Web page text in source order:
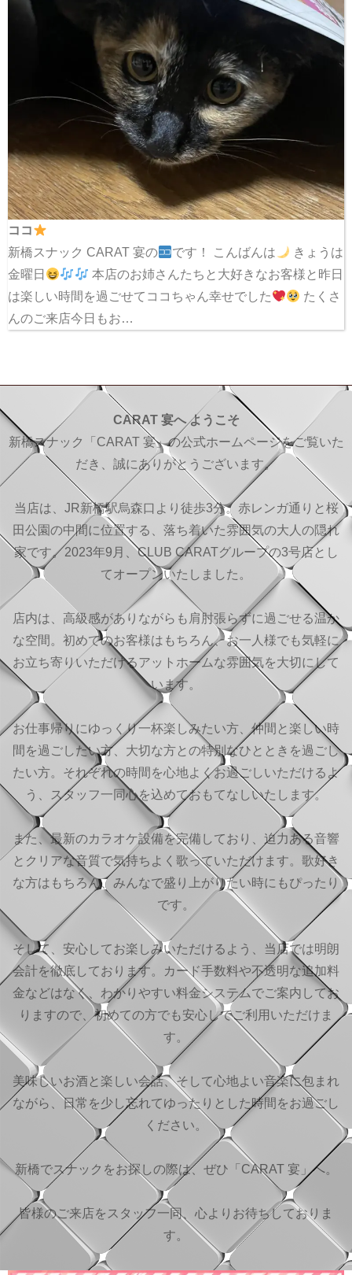
ココ
新橋スナック CARAT 宴の
です！ こんばんは
きょうは
金曜日
本店のお姉さんたちと大好きなお客様と昨日
は楽しい時間を過ごせてココちゃん幸せでした
たくさ
んのご来店今日もお…
CARAT 宴へ ようこそ
新橋スナック「CARAT 宴」の公式ホームページをご覧いた
だき、誠にありがとうございます。
当店は、JR新橋駅烏森口より徒歩3分。赤レンガ通りと桜
田公園の中間に位置する、落ち着いた雰囲気の大人の隠れ
家です。2023年9月、CLUB CARATグループの3号店とし
てオープンいたしました。
店内は、高級感がありながらも肩肘張らずに過ごせる温か
な空間。初めてのお客様はもちろん、お一人様でも気軽に
お立ち寄りいただけるアットホームな雰囲気を大切にして
います。
お仕事帰りにゆっくり一杯楽しみたい方、仲間と楽しい時
間を過ごしたい方、大切な方との特別なひとときを過ごし
たい方。それぞれの時間を心地よくお過ごしいただけるよ
う、スタッフ一同心を込めておもてなしいたします。
また、最新のカラオケ設備を完備しており、迫力ある音響
とクリアな音質で気持ちよく歌っていただけます。歌好き
な方はもちろん、みんなで盛り上がりたい時にもぴったり
です。
そして、安心してお楽しみいただけるよう、当店では明朗
会計を徹底しております。カード手数料や不透明な追加料
金などはなく、わかりやすい料金システムでご案内してお
りますので、初めての方でも安心してご利用いただけま
す。
美味しいお酒と楽しい会話、そして心地よい音楽に包まれ
ながら、日常を少し忘れてゆったりとした時間をお過ごし
ください。
新橋でスナックをお探しの際は、ぜひ「CARAT 宴」へ。
皆様のご来店をスタッフ一同、心よりお待ちしておりま
す。